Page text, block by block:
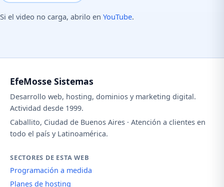
Si el video no carga, abrilo en YouTube.
EfeMosse Sistemas
Desarrollo web, hosting, dominios y marketing digital.
Actividad desde 1999.
Caballito, Ciudad de Buenos Aires · Atención a clientes en
todo el país y Latinoamérica.
SECTORES DE ESTA WEB
Programación a medida
Planes de hosting